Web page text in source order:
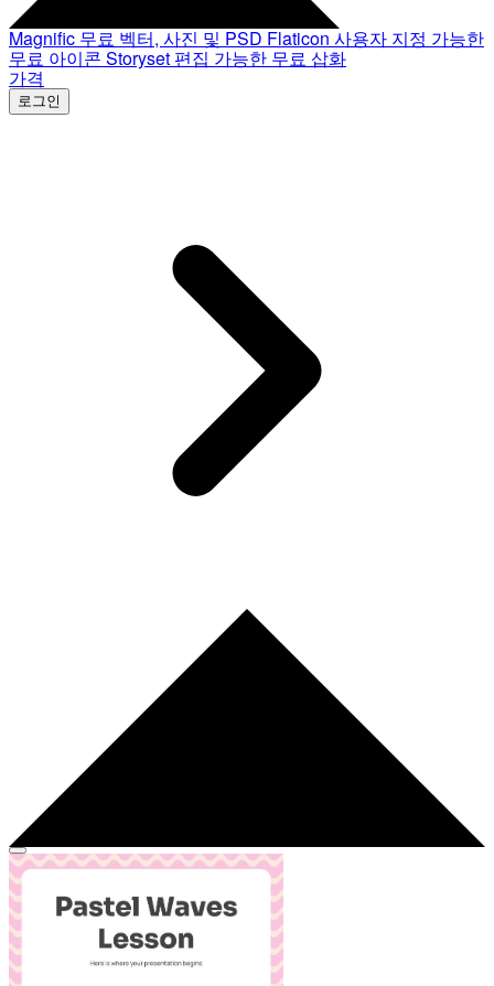
Magnific 무료 벡터, 사진 및 PSD Flaticon 사용자 지정 가능한
무료 아이콘 Storyset 편집 가능한 무료 삽화
가격
로그인